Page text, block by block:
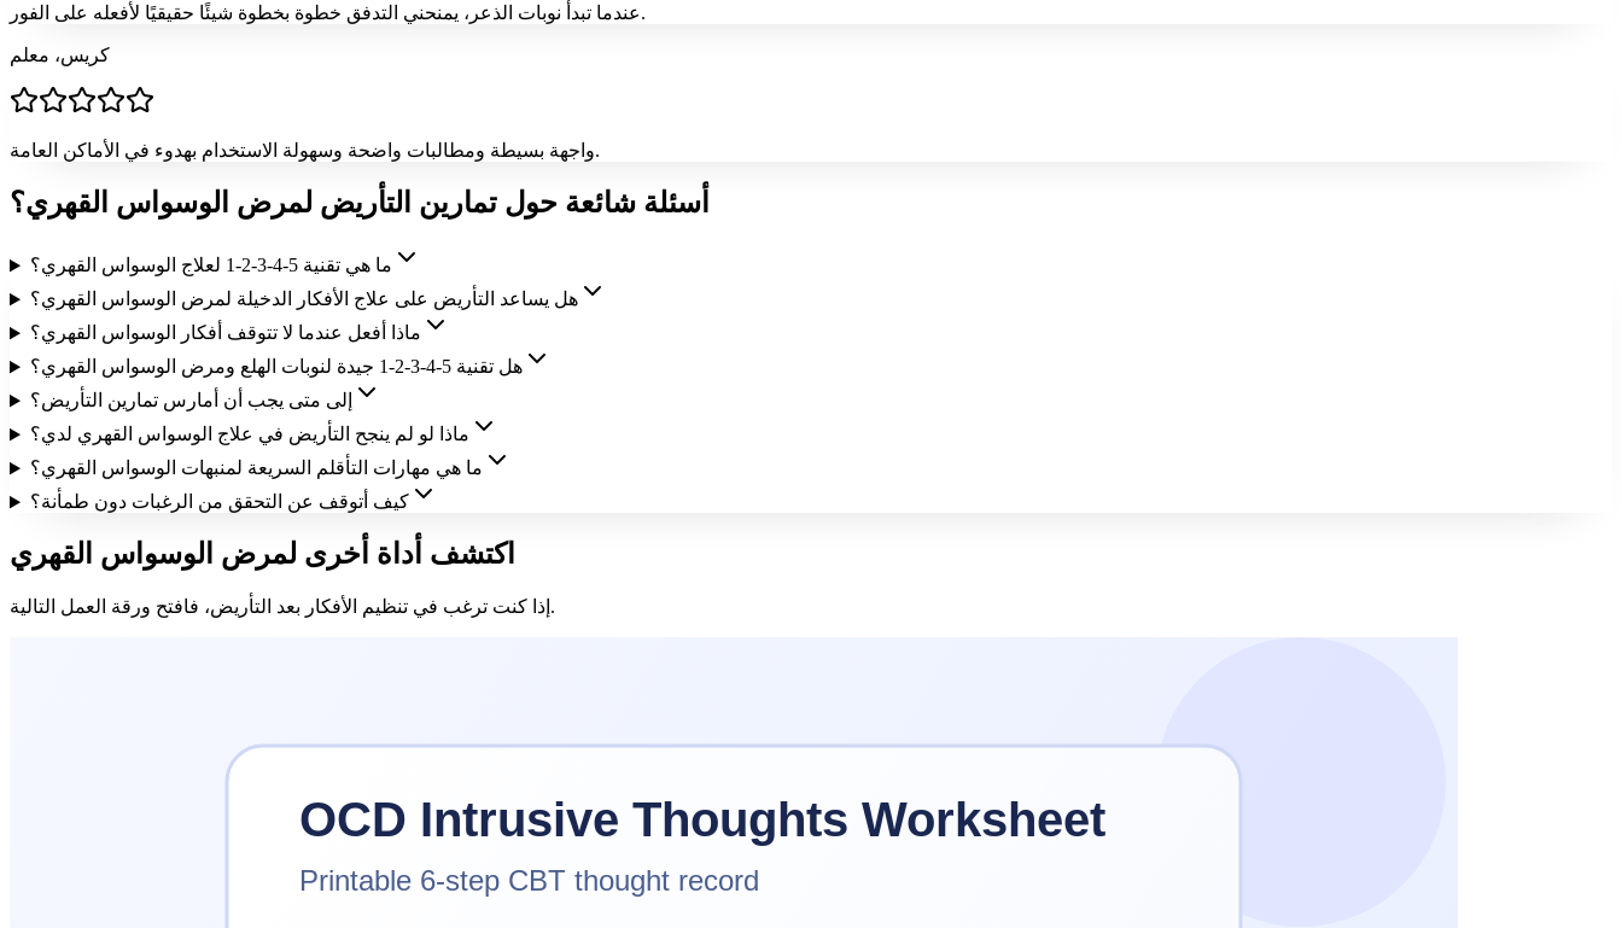
عندما تبدأ نوبات الذعر، يمنحني التدفق خطوة بخطوة شيئًا حقيقيًا لأفعله على الفور.
كريس، معلم
واجهة بسيطة ومطالبات واضحة وسهولة الاستخدام بهدوء في الأماكن العامة.
أسئلة شائعة حول تمارين التأريض لمرض الوسواس القهري؟
ما هي تقنية 5-4-3-2-1 لعلاج الوسواس القهري؟
هل يساعد التأريض على علاج الأفكار الدخيلة لمرض الوسواس القهري؟
ماذا أفعل عندما لا تتوقف أفكار الوسواس القهري؟
هل تقنية 5-4-3-2-1 جيدة لنوبات الهلع ومرض الوسواس القهري؟
إلى متى يجب أن أمارس تمارين التأريض؟
ماذا لو لم ينجح التأريض في علاج الوسواس القهري لدي؟
ما هي مهارات التأقلم السريعة لمنبهات الوسواس القهري؟
كيف أتوقف عن التحقق من الرغبات دون طمأنة؟
اكتشف أداة أخرى لمرض الوسواس القهري
إذا كنت ترغب في تنظيم الأفكار بعد التأريض، فافتح ورقة العمل التالية.